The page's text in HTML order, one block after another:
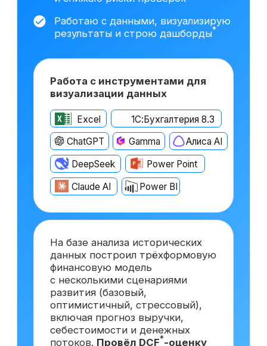
финансовый директор
После прохождения курса
на вакансии востребованной
и высокооплачиваемой
должности
Финансовый директор
с опытом ~6 лет
от 500 000 ₽
Финансовый директор
с опытом ~3 года
от 350 000 ₽
Краснодар
Финансовый директор
на аутсорсинге*
от 150 000 ₽